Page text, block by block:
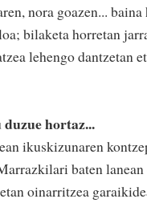
nora goazen...
bilaketa horretan
lehengo dantzetan
hortaz...
ikuskizunaren
baten lanean
oinarritzea